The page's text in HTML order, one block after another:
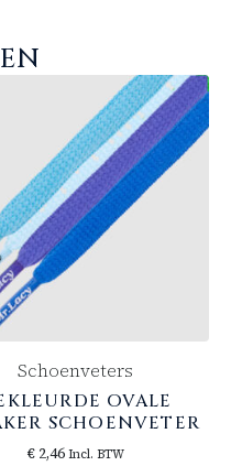
Schoenveters
OVALE
SCHOENVETER
€2,46 Incl. BTW